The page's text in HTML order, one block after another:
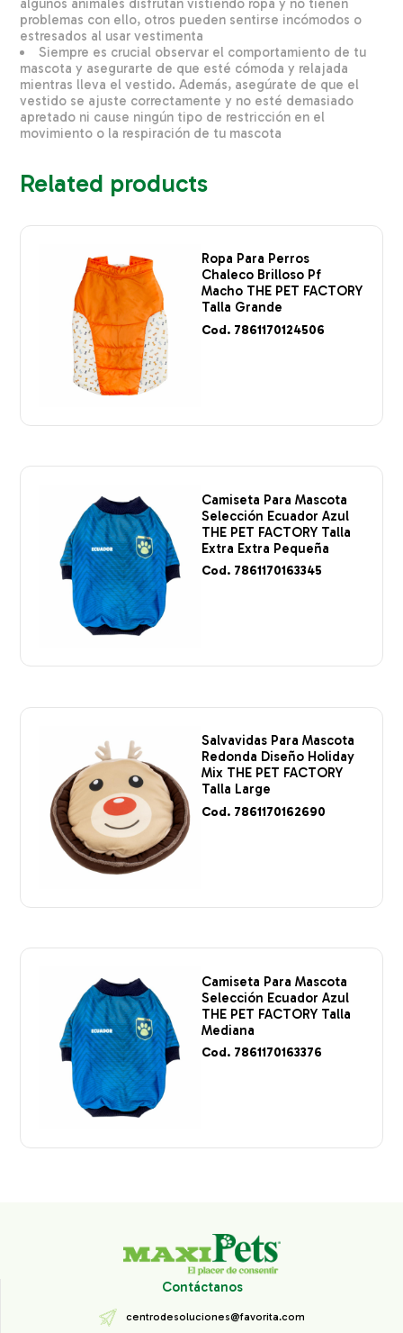
algunos animales disfrutan vistiendo ropa y no tienen
problemas con ello, otros pueden sentirse incómodos o
estresados al usar vestimenta
Siempre es crucial observar el comportamiento de tu
mascota y asegurarte de que esté cómoda y relajada
mientras lleva el vestido. Además, asegúrate de que el
vestido se ajuste correctamente y no esté demasiado
apretado ni cause ningún tipo de restricción en el
movimiento o la respiración de tu mascota
Related products
Ropa Para Perros
Chaleco Brilloso Pf
Macho THE PET FACTORY
Talla Grande
Cod. 7861170124506
Camiseta Para Mascota
Selección Ecuador Azul
THE PET FACTORY Talla
Extra Extra Pequeña
Cod. 7861170163345
Salvavidas Para Mascota
Redonda Diseño Holiday
Mix THE PET FACTORY
Talla Large
Cod. 7861170162690
Camiseta Para Mascota
Selección Ecuador Azul
THE PET FACTORY Talla
Mediana
Cod. 7861170163376
Contáctanos
centrodesoluciones@favorita.com